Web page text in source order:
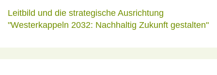
Leitbild und die strategische Ausrichtung
"Westerkappeln 2032: Nachhaltig Zukunft gestalten"